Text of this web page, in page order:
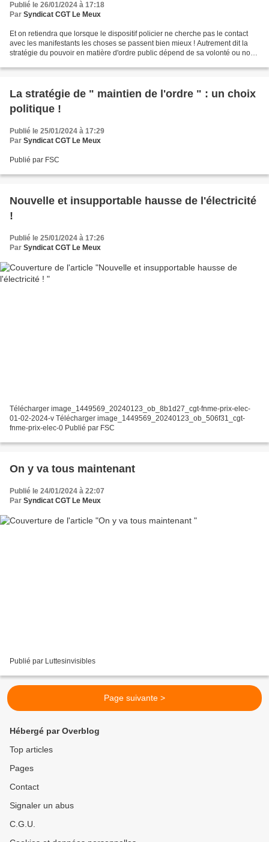
Publié le 26/01/2024 à 17:18
Par Syndicat CGT Le Meux
Et on retiendra que lorsque le dispositif policier ne cherche pas le contact
avec les manifestants les choses se passent bien mieux ! Autrement dit la
stratégie du pouvoir en matière d'ordre public dépend de sa volonté ou non
La stratégie de " maintien de l'ordre " : un choix
politique !
Publié le 25/01/2024 à 17:29
Par Syndicat CGT Le Meux
Publié par FSC
Nouvelle et insupportable hausse de l'électricité
!
Publié le 25/01/2024 à 17:26
Par Syndicat CGT Le Meux
Télécharger image_1449569_20240123_ob_8b1d27_cgt-fnme-prix-elec-
01-02-2024-v Télécharger image_1449569_20240123_ob_506f31_cgt-
fnme-prix-elec-0 Publié par FSC
On y va tous maintenant
Publié le 24/01/2024 à 22:07
Par Syndicat CGT Le Meux
Publié par Luttesinvisibles
Page suivante >
Hébergé par Overblog
Top articles
Pages
Contact
Signaler un abus
C.G.U.